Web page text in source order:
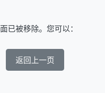
已被移除。您可以：
返回上一页